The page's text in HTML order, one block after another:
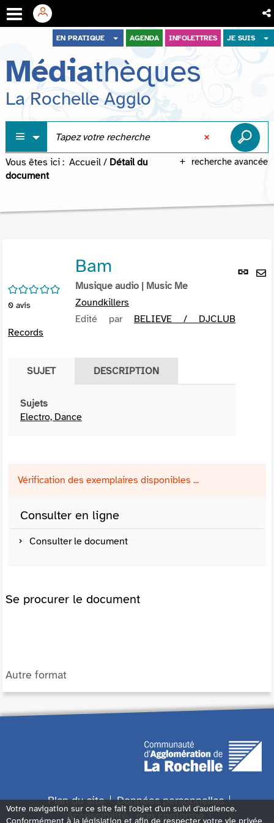
menu
contenu
recherche
EN PRATIQUE AGENDA INFOLETTRES JE SUIS
Médiathèques
La Rochelle Agglo
recherche avancée
Vous êtes ici : Accueil / Détail du
document
Lien
/5
0 avis
Bam
Musique audio | Music Me
Zoundkillers
Edité par BELIEVE / DJCLUB
Records
SUJET DESCRIPTION
Sujets
Electro, Dance
Vérification des exemplaires disponibles ...
Consulter en ligne
Consulter le document
Se procurer le document
Autre format
Plan du site
Données personnelles
Accessibilité : non conforme
Votre navigation sur ce site fait l'objet d'un suivi d'audience.
Conformément à la législation et afin de respecter votre vie privée,